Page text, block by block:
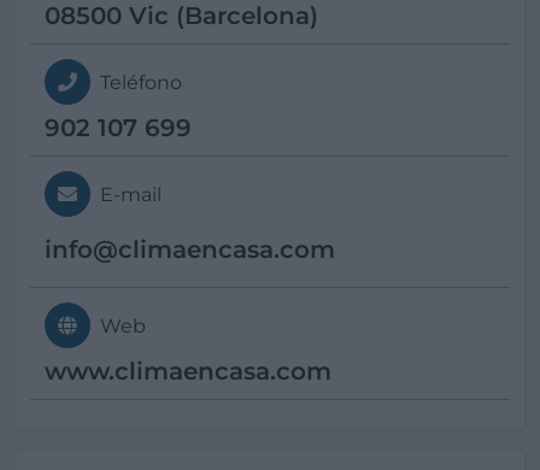
08500 Vic (Barcelona)
Teléfono
902 107 699
E-mail
info@climaencasa.com
Web
www.climaencasa.com